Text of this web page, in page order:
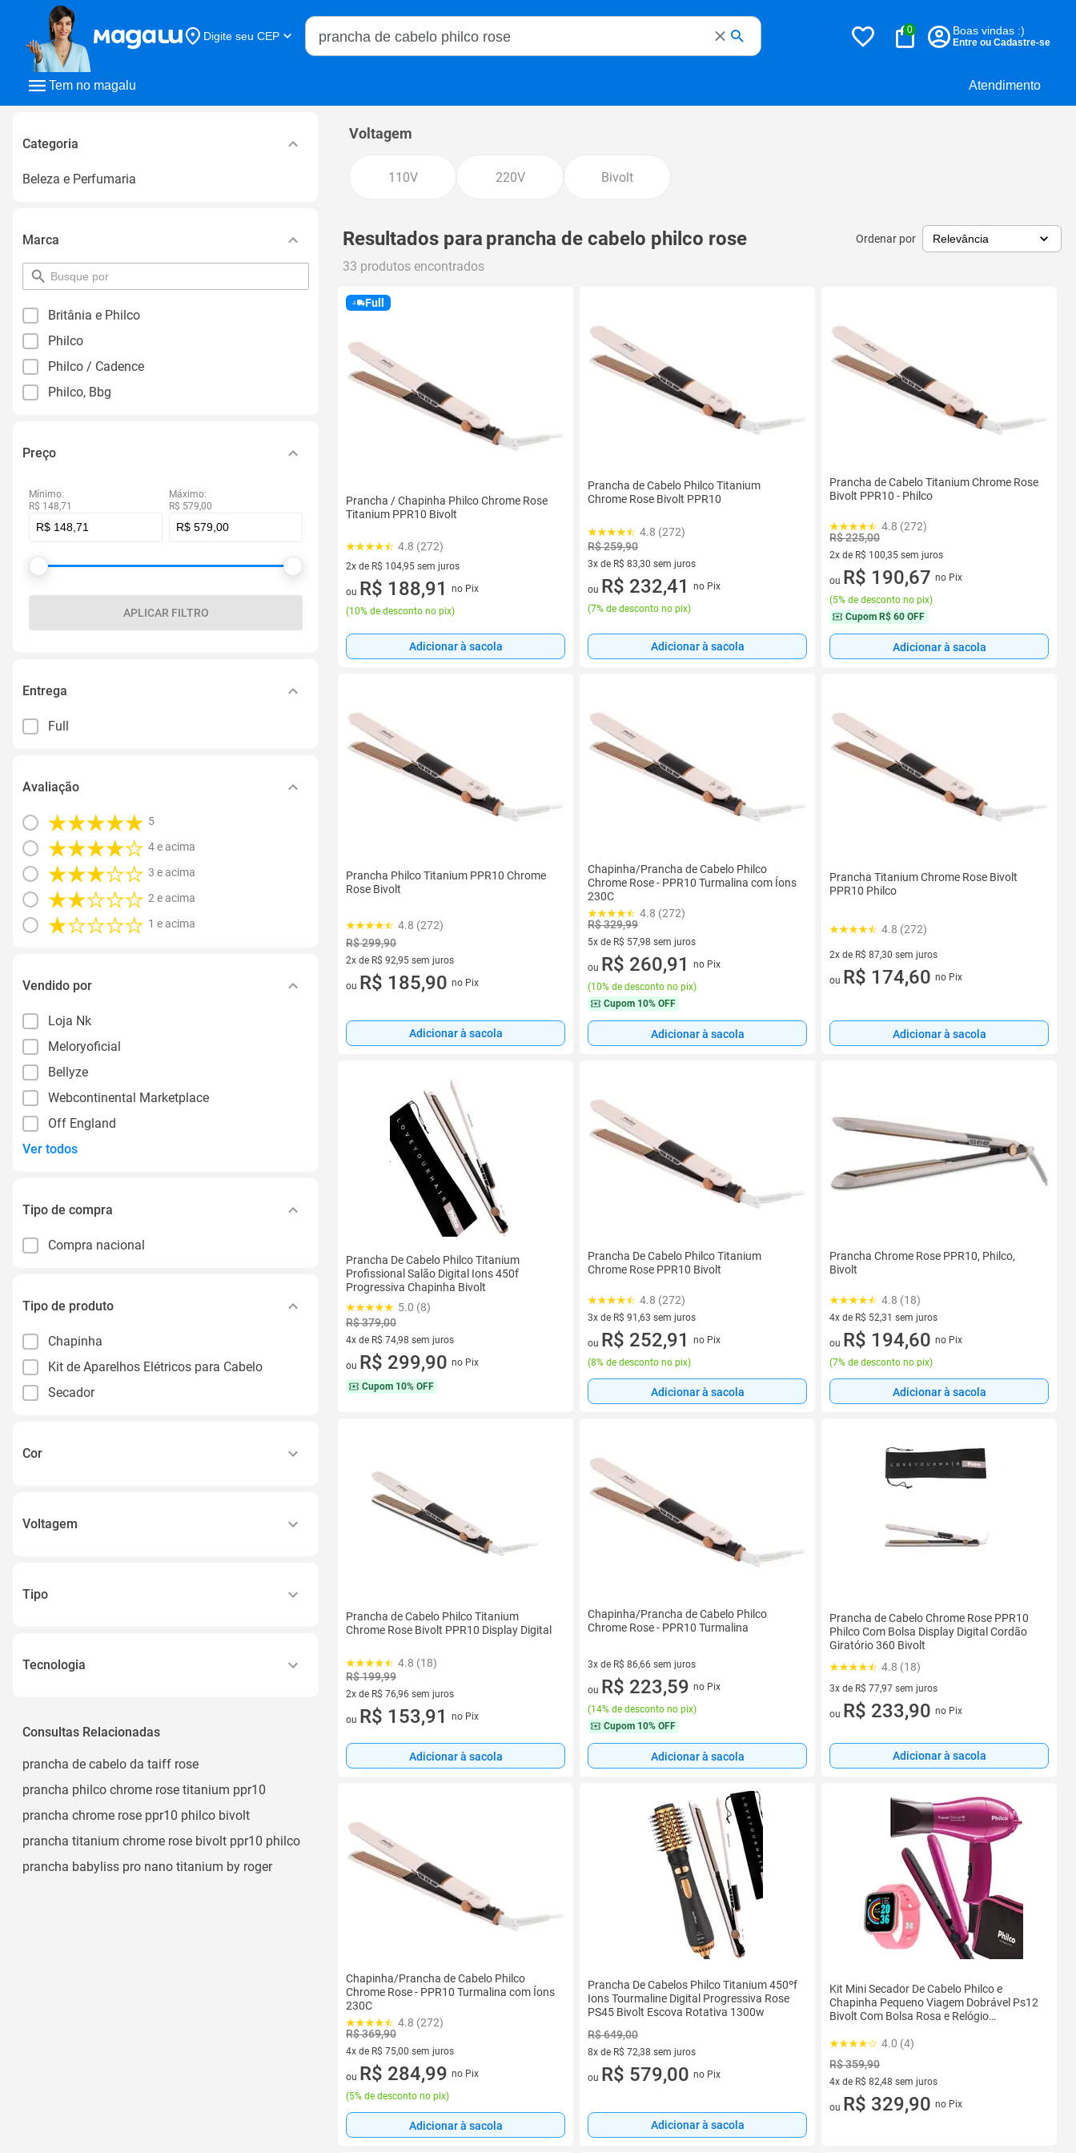
Tem no magalu Atendimento
Digite seu CEP
Buscar no Magalu
0 Boas vindas :)
Entre ou Cadastre-se
Categoria
Beleza e Perfumaria
Marca
pesquisar
por
Britânia e Philco
Philco
Philco / Cadence
Philco, Bbg
Preço
Mínimo:
R$ 148,71
Máximo:
R$ 579,00
APLICAR FILTRO
Entrega
Full
Avaliação
5
4 e acima
3 e acima
2 e acima
1 e acima
Vendido por
Loja Nk
Meloryoficial
Bellyze
Webcontinental Marketplace
Off England
Ver todos
Tipo de compra
Compra nacional
Tipo de produto
Chapinha
Kit de Aparelhos Elétricos para Cabelo
Secador
Cor
Voltagem
Tipo
Tecnologia
Turmalina
Consultas Relacionadas
prancha de cabelo da taiff rose
prancha philco chrome rose titanium ppr10
prancha chrome rose ppr10 philco bivolt
prancha titanium chrome rose bivolt ppr10 philco
prancha babyliss pro nano titanium by roger
Voltagem
110V 220V Bivolt
Resultados para prancha de cabelo philco rose Ordenar por
33 produtos encontrados
Full
Prancha / Chapinha Philco Chrome Rose
Titanium PPR10 Bivolt
4.8 (272)
2x de R$ 104,95 sem juros
2 vez de R$ 104,95 sem juros
ou R$ 188,91
no Pix
(10% de desconto no pix)
Adicionar à sacola
Prancha de Cabelo Philco Titanium
Chrome Rose Bivolt PPR10
4.8 (272)
R$ 259,90
3x de R$ 83,30 sem juros
3 vez de R$ 83,30 sem juros
ou R$ 232,41
no Pix
(7% de desconto no pix)
Adicionar à sacola
Prancha de Cabelo Titanium Chrome Rose
Bivolt PPR10 - Philco
4.8 (272)
R$ 225,00
2x de R$ 100,35 sem juros
2 vez de R$ 100,35 sem juros
ou R$ 190,67 no Pix
(5% de desconto no pix)
Cupom R$ 60 OFF
Adicionar à sacola
Prancha Philco Titanium PPR10 Chrome
Rose Bivolt
4.8 (272)
R$ 299,90
2x de R$ 92,95 sem juros
2 vez de R$ 92,95 sem juros
ou R$ 185,90 no Pix
Adicionar à sacola
Chapinha/Prancha de Cabelo Philco
Chrome Rose - PPR10 Turmalina com Íons
230C
4.8 (272)
R$ 329,99
5x de R$ 57,98 sem juros
5 vez de R$ 57,98 sem juros
ou R$ 260,91
no Pix
(10% de desconto no pix)
Cupom 10% OFF
Adicionar à sacola
Prancha Titanium Chrome Rose Bivolt
PPR10 Philco
4.8 (272)
2x de R$ 87,30 sem juros
2 vez de R$ 87,30 sem juros
ou R$ 174,60 no Pix
Adicionar à sacola
Prancha De Cabelo Philco Titanium
Profissional Salão Digital Ions 450f
Progressiva Chapinha Bivolt
5.0 (8)
R$ 379,00
4x de R$ 74,98 sem juros
4 vez de R$ 74,98 sem juros
ou R$ 299,90 no Pix
Cupom 10% OFF
Prancha De Cabelo Philco Titanium
Chrome Rose PPR10 Bivolt
4.8 (272)
3x de R$ 91,63 sem juros
3 vez de R$ 91,63 sem juros
ou R$ 252,91
no Pix
(8% de desconto no pix)
Adicionar à sacola
Prancha Chrome Rose PPR10, Philco,
Bivolt
4.8 (18)
4x de R$ 52,31 sem juros
4 vez de R$ 52,31 sem juros
ou R$ 194,60 no Pix
(7% de desconto no pix)
Adicionar à sacola
Prancha de Cabelo Philco Titanium
Chrome Rose Bivolt PPR10 Display Digital
4.8 (18)
R$ 199,99
2x de R$ 76,96 sem juros
2 vez de R$ 76,96 sem juros
ou R$ 153,91 no Pix
Adicionar à sacola
Chapinha/Prancha de Cabelo Philco
Chrome Rose - PPR10 Turmalina
3x de R$ 86,66 sem juros
3 vez de R$ 86,66 sem juros
ou R$ 223,59 no Pix
(14% de desconto no pix)
Cupom 10% OFF
Adicionar à sacola
Prancha de Cabelo Chrome Rose PPR10
Philco Com Bolsa Display Digital Cordão
Giratório 360 Bivolt
4.8 (18)
3x de R$ 77,97 sem juros
3 vez de R$ 77,97 sem juros
ou R$ 233,90 no Pix
Adicionar à sacola
Chapinha/Prancha de Cabelo Philco
Chrome Rose - PPR10 Turmalina com Íons
230C
4.8 (272)
R$ 369,90
4x de R$ 75,00 sem juros
4 vez de R$ 75,00 sem juros
ou R$ 284,99 no Pix
(5% de desconto no pix)
Adicionar à sacola
Prancha De Cabelos Philco Titanium 450ºf
Ions Tourmaline Digital Progressiva Rose
PS45 Bivolt Escova Rotativa 1300w
R$ 649,00
8x de R$ 72,38 sem juros
8 vez de R$ 72,38 sem juros
ou R$ 579,00 no Pix
Adicionar à sacola
Kit Mini Secador De Cabelo Philco e
Chapinha Pequeno Viagem Dobrável Ps12
Bivolt Com Bolsa Rosa e Relógio
4.0 (4)
R$ 359,90
4x de R$ 82,48 sem juros
4 vez de R$ 82,48 sem juros
ou R$ 329,90 no Pix